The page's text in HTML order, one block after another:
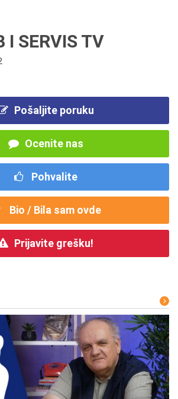
I SERVIS TV
Pošaljite poruku
Ocenite nas
Pohvalite
Bio / Bila sam ovde
Prijavite grešku!